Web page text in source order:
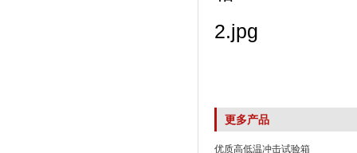
更多产品
优质高低温冲击试验箱